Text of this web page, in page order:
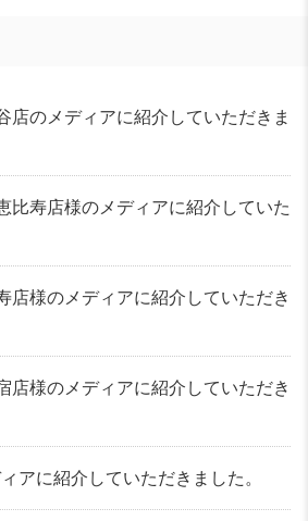
店のメディアに紹介していただきま
比寿店様のメディアに紹介していた
店様のメディアに紹介していただき
店様のメディアに紹介していただき
アに紹介していただきました。